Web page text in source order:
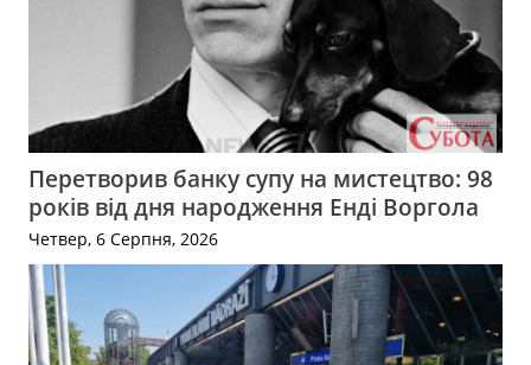
Перетворив банку супу на мистецтво: 98
років від дня народження Енді Воргола
Четвер, 6 Серпня, 2026